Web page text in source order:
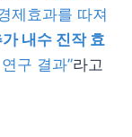
제효과를 따져
가 내수 진작 효
구 결과”라고